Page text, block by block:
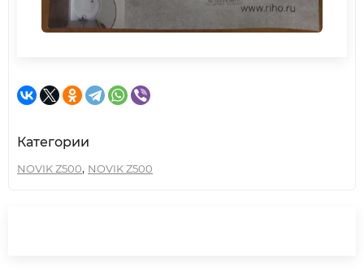
Категории
NOVIK Z500, NOVIK Z500